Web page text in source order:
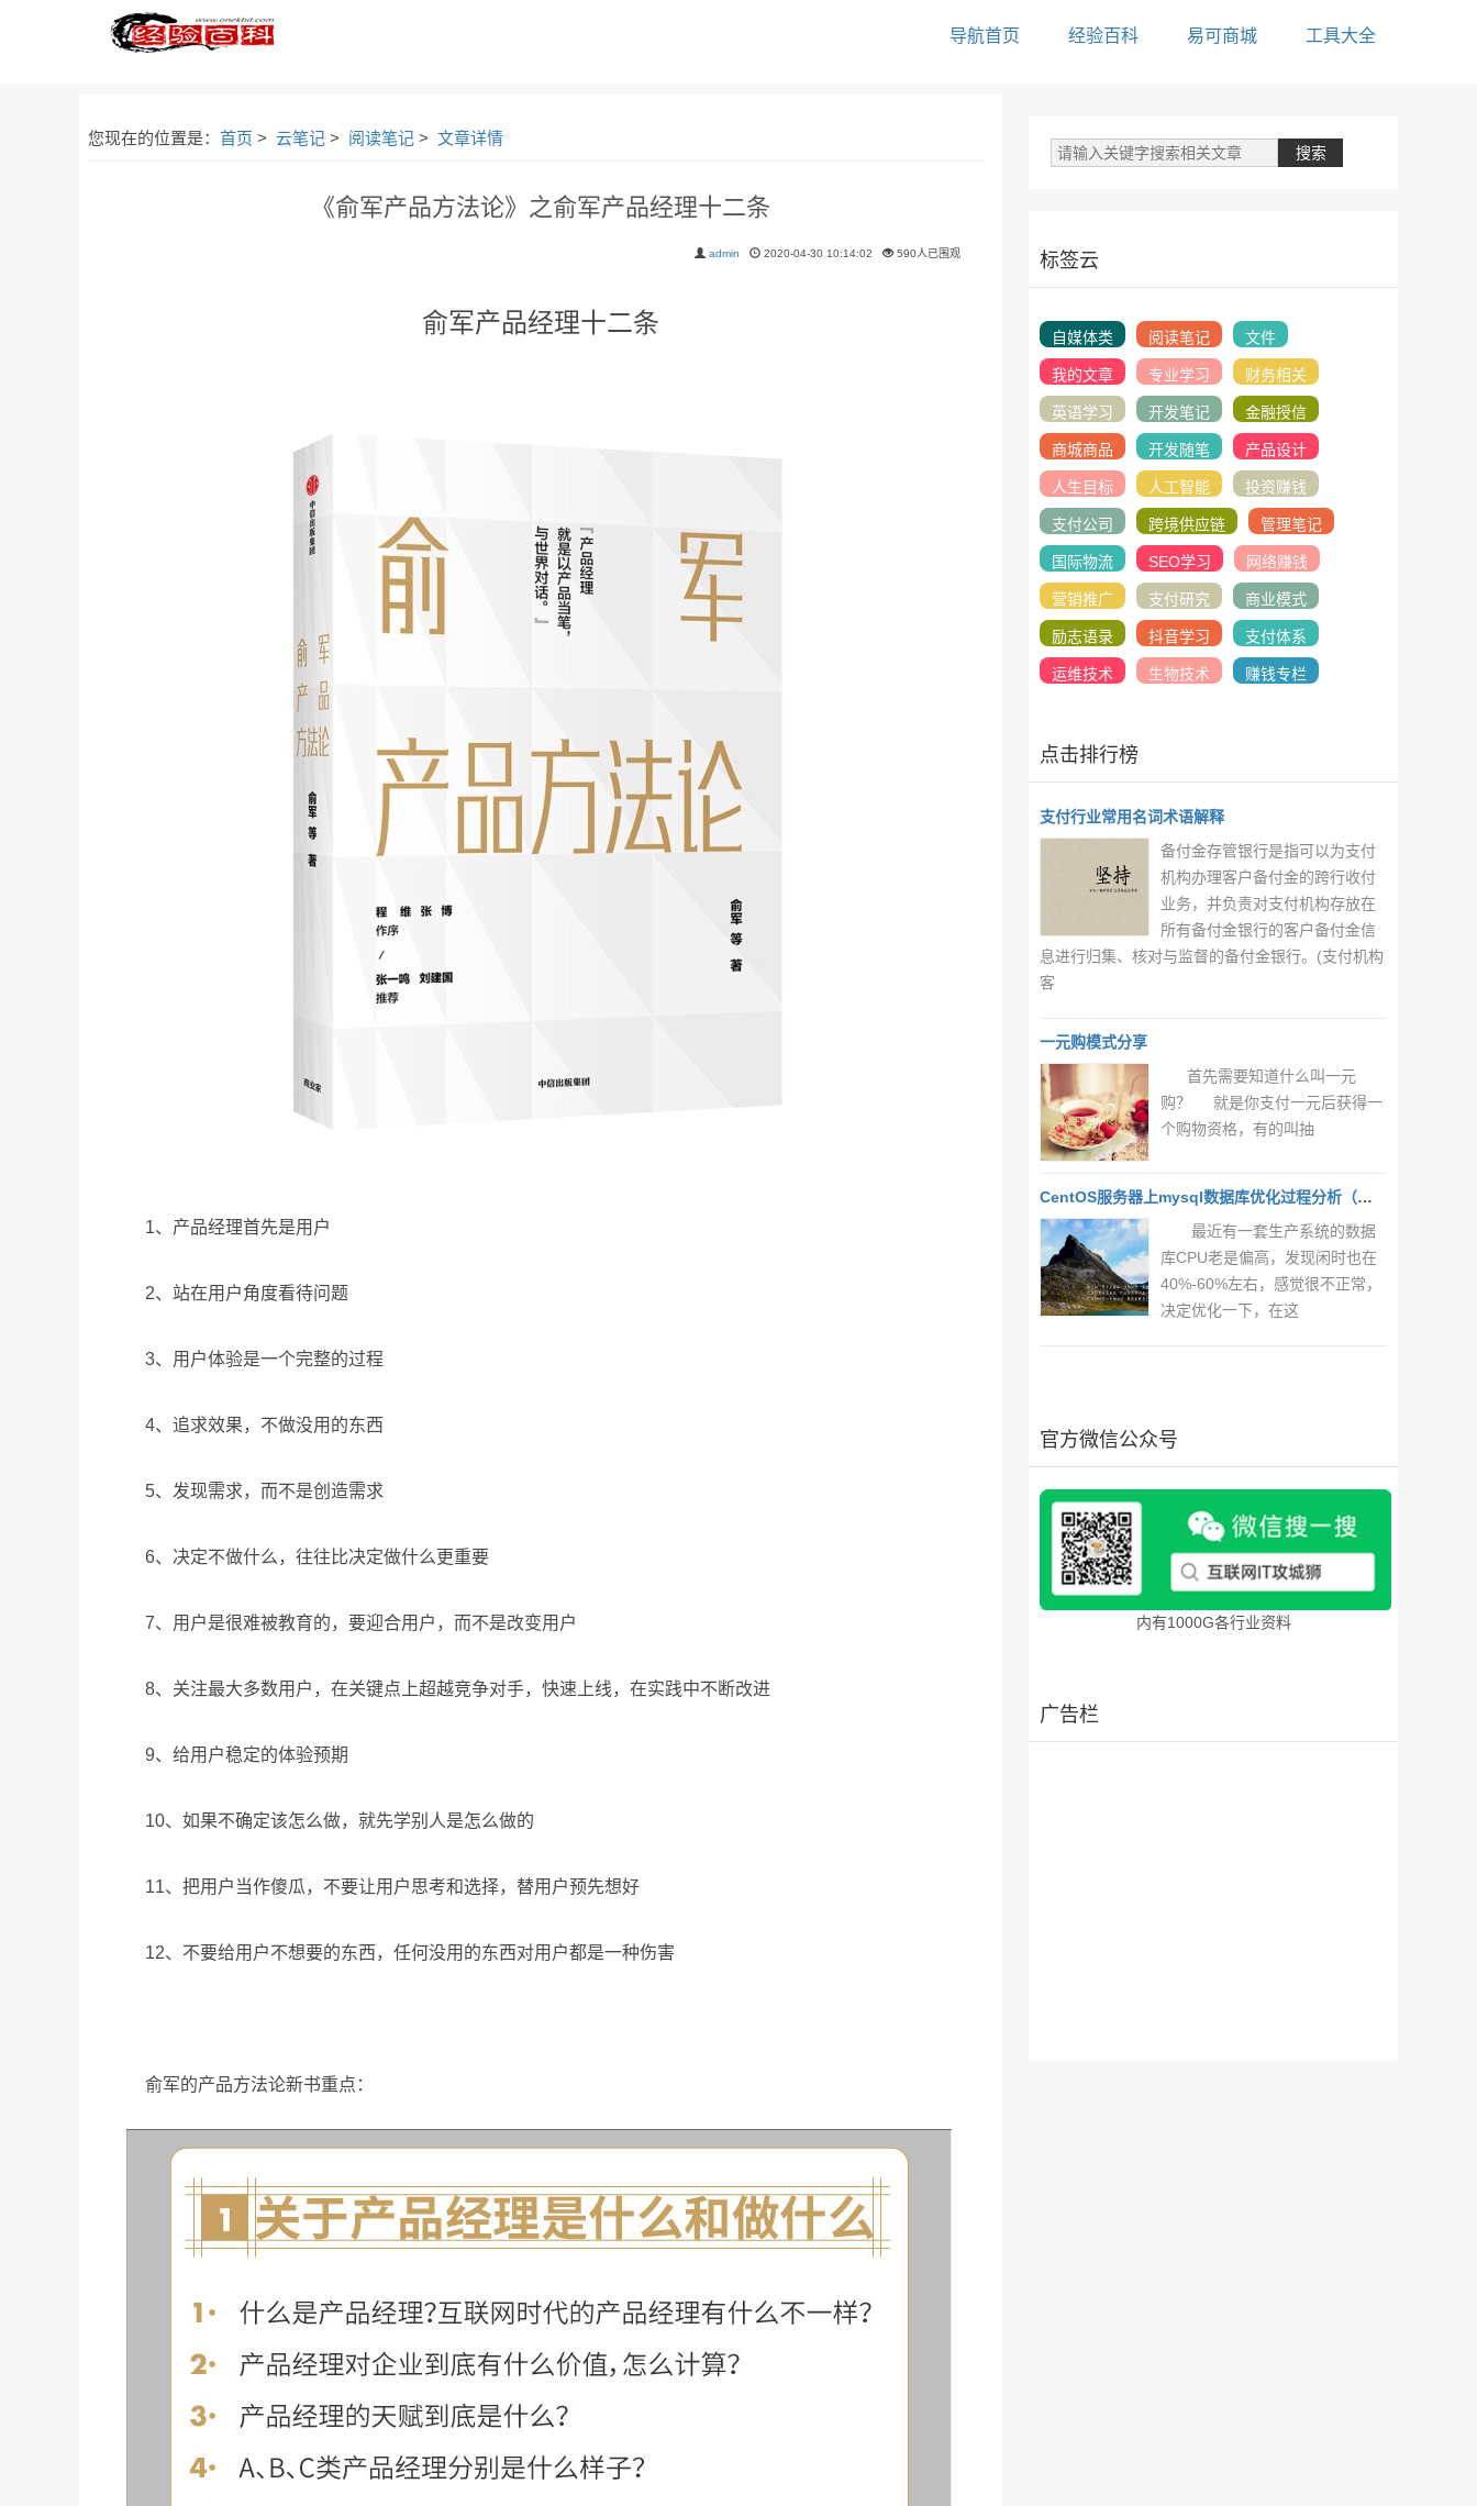
导航首页 经验百科 易可商城 工具大全
您现在的位置是：首页 >云笔记 > 阅读笔记 >文章详情
《俞军产品方法论》之俞军产品经理十二条
admin 2020-04-30 10:14:02 590人已围观
俞军产品经理十二条
1、产品经理首先是用户
2、站在用户角度看待问题
3、用户体验是一个完整的过程
4、追求效果，不做没用的东西
5、发现需求，而不是创造需求
6、决定不做什么，往往比决定做什么更重要
7、用户是很难被教育的，要迎合用户，而不是改变用户
8、关注最大多数用户，在关键点上超越竞争对手，快速上线，在实践中不断改进
9、给用户稳定的体验预期
10、如果不确定该怎么做，就先学别人是怎么做的
11、把用户当作傻瓜，不要让用户思考和选择，替用户预先想好
12、不要给用户不想要的东西，任何没用的东西对用户都是一种伤害
俞军的产品方法论新书重点：
标签云
自媒体类 阅读笔记 文件
我的文章 专业学习 财务相关
英语学习 开发笔记 金融授信
商城商品 开发随笔 产品设计
人生目标 人工智能 投资赚钱
支付公司 跨境供应链 管理笔记
国际物流 SEO学习 网络赚钱
营销推广 支付研究 商业模式
励志语录 抖音学习 支付体系
运维技术 生物技术 赚钱专栏
点击排行榜
支付行业常用名词术语解释
备付金存管银行是指可以为支付
机构办理客户备付金的跨行收付
业务，并负责对支付机构存放在
所有备付金银行的客户备付金信
息进行归集、核对与监督的备付金银行。(支付机构
客
一元购模式分享
首先需要知道什么叫一元
购？ 就是你支付一元后获得一
个购物资格，有的叫抽
CentOS服务器上mysql数据库优化过程分析（一）
最近有一套生产系统的数据
库CPU老是偏高，发现闲时也在
40%-60%左右，感觉很不正常，
决定优化一下，在这
官方微信公众号
内有1000G各行业资料
广告栏